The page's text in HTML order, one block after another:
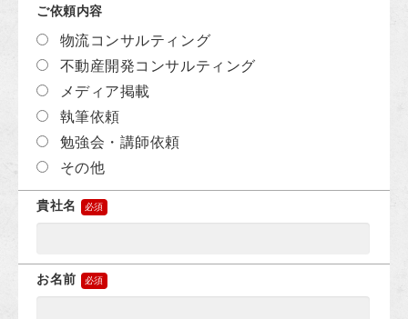
ご依頼内容
物流コンサルティング
不動産開発コンサルティング
メディア掲載
執筆依頼
勉強会・講師依頼
その他
貴社名
お名前